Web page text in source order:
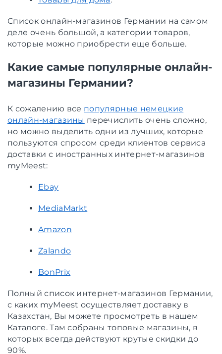
Список онлайн-магазинов Германии на самом
деле очень большой, а категории товаров,
которые можно приобрести еще больше.
Какие самые популярные онлайн-
магазины Германии?
К сожалению все популярные немецкие
онлайн-магазины перечислить очень сложно,
но можно выделить одни из лучших, которые
пользуются спросом среди клиентов сервиса
доставки с иностранных интернет-магазинов
myMeest:
Ebay
MediaMarkt
Amazon
Zalando
BonPrix
Полный список интернет-магазинов Германии,
с каких myMeest осуществляет доставку в
Казахстан, Вы можете просмотреть в нашем
Каталоге. Там собраны топовые магазины, в
которых всегда действуют крутые скидки до
90%.